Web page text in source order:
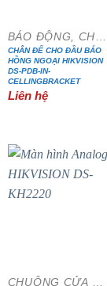
BÁO ĐỘNG, CHỐNG TRỘM
CHÂN ĐẾ CHO ĐẦU BÁO
HỒNG NGOẠI HIKVISION
DS-PDB-IN-
CELLINGBRACKET
Liên hệ